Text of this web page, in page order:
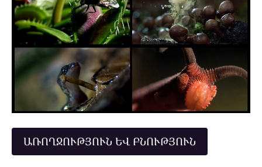
ԱՌՈՂՋՈՒԹՅՈՒՆ ԵՎ ԲՆՈՒԹՅՈՒՆ